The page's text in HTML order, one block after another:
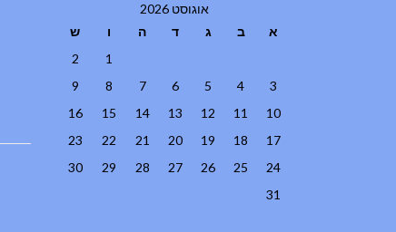
אוגוסט 2026
א
ב ג ד ה ו
ש
1
2
3
4
5
6
7
8
9
10
11
12
13
14
15
16
17
18
19
20
21
22
23
24
25
26
27
28
29
30
31